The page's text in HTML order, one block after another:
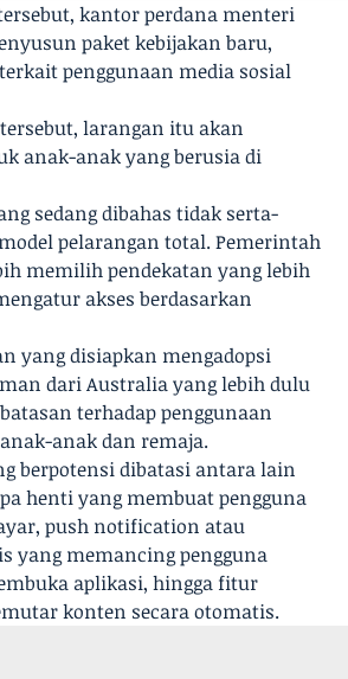
kantor perdana menteri
paket kebijakan baru,
penggunaan media sosial
larangan itu akan
anak-anak yang berusia di
sedang dibahas tidak serta-
pelarangan total. Pemerintah
memilih pendekatan yang lebih
akses berdasarkan
yang disiapkan mengadopsi
dari Australia yang lebih dulu
terhadap penggunaan
anak dan remaja.
berpotensi dibatasi antara lain
henti yang membuat pengguna
push notification atau
yang memancing pengguna
aplikasi, hingga fitur
konten secara otomatis.